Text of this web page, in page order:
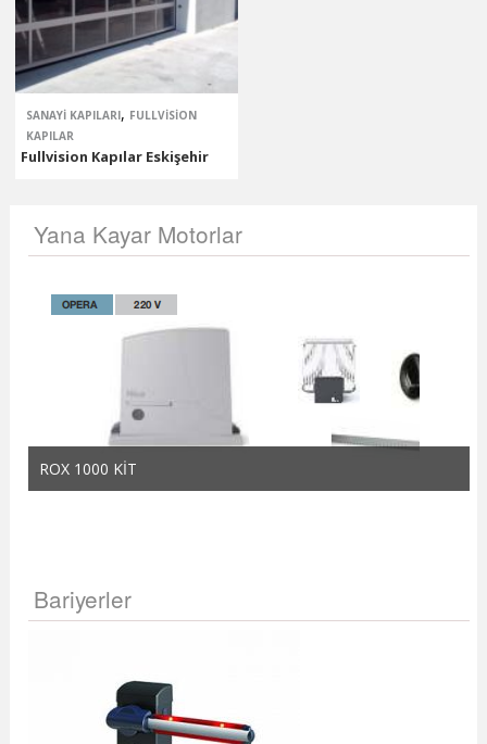
SANAYI KAPILARI, FULLVISION
KAPILAR
Fullvision Kapılar Eskişehir
Yana Kayar Motorlar
ROX 1000 KİT
Bariyerler